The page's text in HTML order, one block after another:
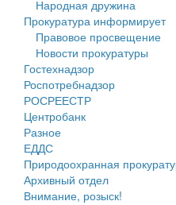
Генеральные планы
Проекты планировки
Собрание депутатов
Городское поселение
Сельские поселения
Народная дружина
Прокуратура информирует
Правовое просвещение
Новости прокуратуры
Гостехнадзор
Роспотребнадзор
РОСРЕЕСТР
Центробанк
Разное
ЕДДС
Природоохранная
Архивный отдел
Внимание, розыск!